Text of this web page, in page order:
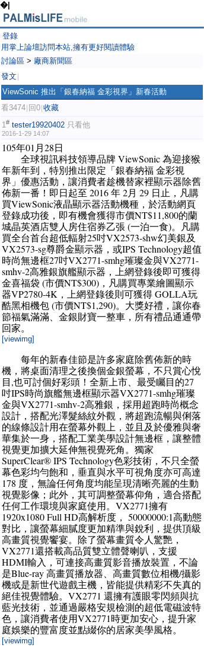
�|
登錄
用掌上論壇訪問本站,擁有更好閱讀體驗
討論區 > 廠商新聞區
發文
ViewSonic 推出「銀春納福 金彩視界」新春活動
看3474 回0 收藏
1# tester19920402 只看他
2016-1-29 14:07
105年01月28日
全球視訊科技領導品牌 ViewSonic 為迎接猴
年新年到，特別推出限定「銀春納福 金彩視
界」優惠活動，讓消費者趁機替家裡顯示器除舊
佈新一番！即日起至 2016 年 2月 29 日止，凡購
買ViewSonic液晶顯示器活動機種，於活動網頁
登錄成功後，即有機會獲得市價NT$11,800的蘭
城晶英酒店雙人房住宿券乙張 (一泊一食)。凡購
買全台首台超低輻射25吋VX2573-shw幻美銀及
VX2573-sg尊爵金顯示器，或IPS Technology超值
時尚無邊框27吋VX2771-smhg璀璨金與VX2771-
smhv-2高雅銀旗艦顯示器，上網登錄後即可獲得
金喜福袋 (市價NT$300)，凡購買專業繪圖顯示
器VP2780-4K，上網登錄後則可獲得 GOLLA玩
酷黑相機包 (市價NT$1,290)。大獎好禮，讓你春
節福氣滿滿、金銀財寶一整車，所有禮品通通帶
回家。
[viewimg]
每年的新春佳節是許多家庭除舊佈新的時
機，將桌面清理之後換個金銀螢幕，不只賞心悅
目,也可討個好彩頭！全新上市、最受矚目的27
吋IPS時尚旗艦無邊框顯示器VX2771-smhg璀璨
金與VX2771-smhv-2高雅銀，採用超跑時尚概念
設計，搭配光澤髮絲紋外觀，將超跑流暢與俐落
的線條設計用在螢幕外觀上，並且及於優雅與奢
華集於一身，搭配工業美學設計無邊框，讓整體
視覺更加擴大延伸無視覺死角。獨家
SuperClear® IPS Technology色彩技術，不只全螢
幕色彩均勻飽和，垂直與水平可視角度亦可高達
178 度，無論任何角度均能呈現清晰亮麗的生動
視覺影像；此外，其可調整螢幕仰角，適合搭配
任何工作環境與家庭使用。VX2771擁有
1920x1080 Full HD高解析度， 50000000:1高動態
對比，讓螢幕細膩度更加精準與銳利，提供頂級
高畫質視覺饗宴。除了螢幕畫質令人驚艷，
VX2771還搭載高品質雙立體聲喇叭，支援
HDMI輸入，可連接高畫質影音播放裝置，不論
是Blue-ray 高畫質播放器、高畫質數位相機/攝影
機或是新世代遊戲主機，皆能提供精彩不失真的
絕佳視覺體驗。VX2771 還擁有護眼零閃頻與抗
藍光技術，並通過嚴格安規檢測的超低電磁波特
色，讓消費者使用VX2771時更加安心，提升家
庭娛樂的豐富度並點綴你的居家美學風格。
[viewimg]